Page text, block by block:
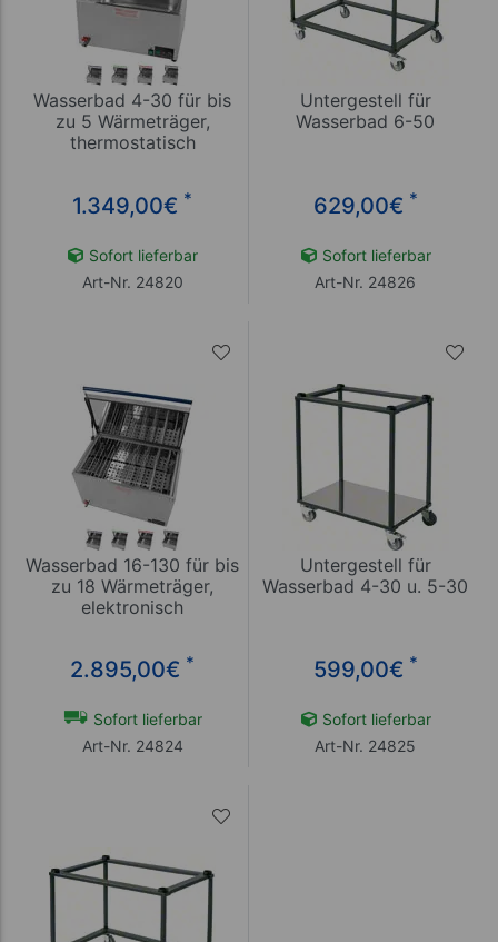
Wasserbad 4-30 für bis
zu 5 Wärmeträger,
thermostatisch
1.349,00€ *
Sofort lieferbar
Art-Nr. 24820
Untergestell für
Wasserbad 6-50
629,00€ *
Sofort lieferbar
Art-Nr. 24826
Wasserbad 16-130 für bis
zu 18 Wärmeträger,
elektronisch
2.895,00€ *
Sofort lieferbar
Art-Nr. 24824
Untergestell für
Wasserbad 4-30 u. 5-30
599,00€ *
Sofort lieferbar
Art-Nr. 24825